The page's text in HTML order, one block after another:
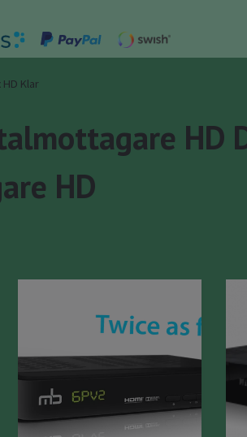
Klar
HD
HD